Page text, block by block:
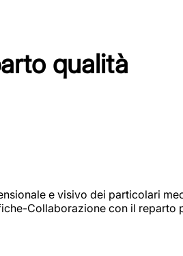
qualità
e visivo dei particolari
Collaborazione con il